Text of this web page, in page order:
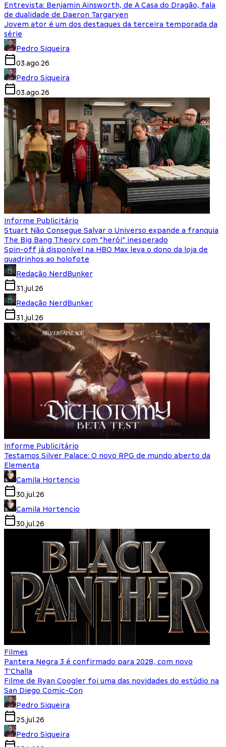
Entrevista: Benjamin Ainsworth, de A Casa do Dragão, fala
de dualidade de Daeron Targaryen
Jovem ator é um dos destaques da terceira temporada da
série
Pedro Siqueira
03.ago.26
Pedro Siqueira
03.ago.26
Informe Publicitário
Stuart Não Consegue Salvar o Universo expande a franquia
The Big Bang Theory com “herói” inesperado
Spin-off já disponível na HBO Max leva o dono da loja de
quadrinhos ao holofote
Redação NerdBunker
31.jul.26
Redação NerdBunker
31.jul.26
Informe Publicitário
Testamos Silver Palace: O novo RPG de mundo aberto da
Elementa
Camila Hortencio
30.jul.26
Camila Hortencio
30.jul.26
Filmes
Pantera Negra 3 é confirmado para 2028, com novo
T'Challa
Filme de Ryan Coogler foi uma das novidades do estúdio na
San Diego Comic-Con
Pedro Siqueira
25.jul.26
Pedro Siqueira